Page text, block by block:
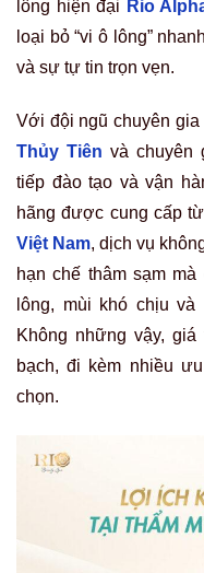
lông hiện đại Rio
loại bỏ “vi ô lông”
và sự tự tin trọn vẹn.
Với đội ngũ chuyên
Thủy Tiên và chuyên
tiếp đào tạo và vận
hãng được cung cấp
Việt Nam, dịch vụ
hạn chế thâm sạm
lông, mùi khó chịu
Không những vậy,
bạch, đi kèm nhiều
chọn.